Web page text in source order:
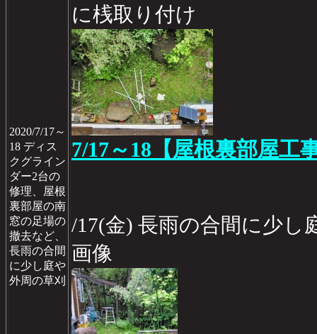
2020/7/17～
18 ディス
クグライン
ダー2台の
修理、屋根
裏部屋の南
窓の足場の
撤去など、
長雨の合間
に少し庭や
外周の草刈
に桟取り付け
7/17～18【屋根裏部屋工
/17(金) 長雨の合間に少し
画像